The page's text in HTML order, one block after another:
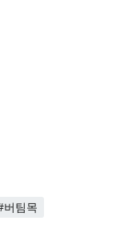
버팀목